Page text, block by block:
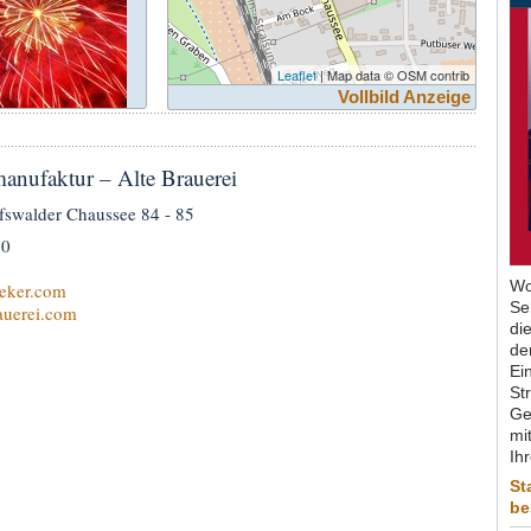
Leaflet| Map data © OSM contrib
Vollbild Anzeige
– Alte Brauerei
Chaussee 84 - 85